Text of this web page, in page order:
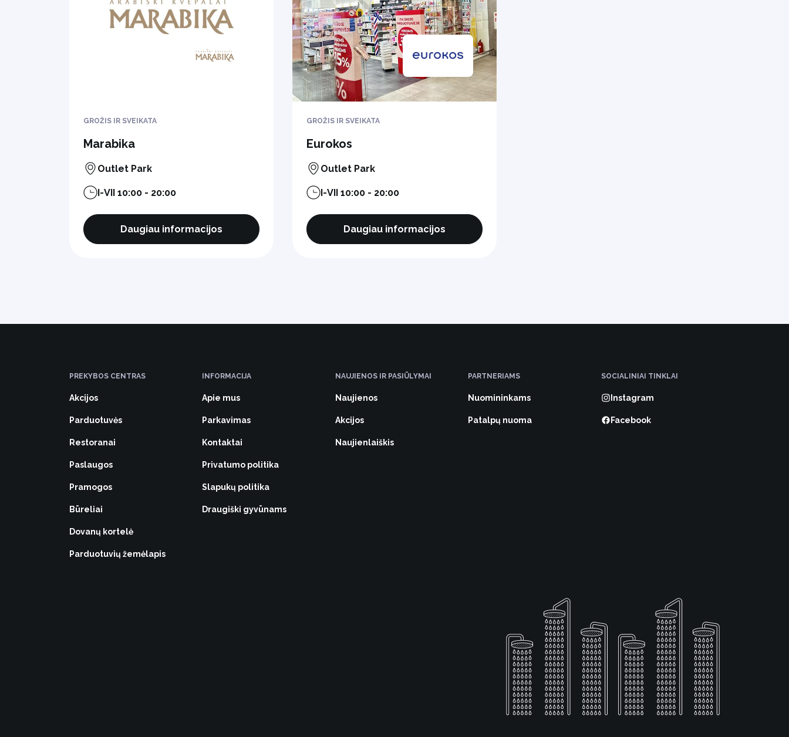
GROŽIS IR SVEIKATA
Marabika
Outlet Park
I-VII 10:00 - 20:00
Daugiau informacijos
GROŽIS IR SVEIKATA
Eurokos
Outlet Park
I-VII 10:00 - 20:00
Daugiau informacijos
PREKYBOS CENTRAS
Akcijos
Parduotuvės
Restoranai
Paslaugos
Pramogos
Būreliai
Dovanų kortelė
Parduotuvių žemėlapis
INFORMACIJA
Apie mus
Parkavimas
Kontaktai
Privatumo politika
Slapukų politika
Draugiški gyvūnams
NAUJIENOS IR PASIŪLYMAI
Naujienos
Akcijos
Naujienlaiškis
PARTNERIAMS
Nuomininkams
Patalpų nuoma
SOCIALINIAI TINKLAI
Instagram
Facebook